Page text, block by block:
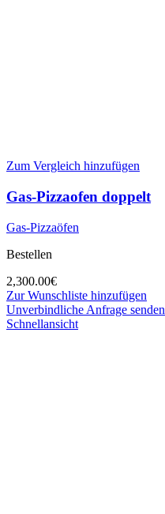
Zum Vergleich hinzufügen
Gas-Pizzaofen doppelt
Gas-Pizzaöfen
Bestellen
2,300.00€
Zur Wunschliste hinzufügen
Unverbindliche Anfrage senden
Schnellansicht